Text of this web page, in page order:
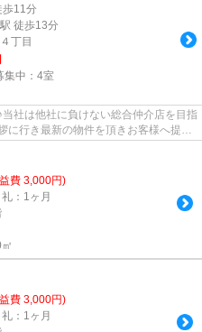
歩11分
駅 徒歩13分
４丁目
中： 4室
社は他社に負けない総合仲介店を目指
に行き最新の物件を頂きお客様へ提供
費 3,000円)
：1ヶ月
費 3,000円)
：1ヶ月